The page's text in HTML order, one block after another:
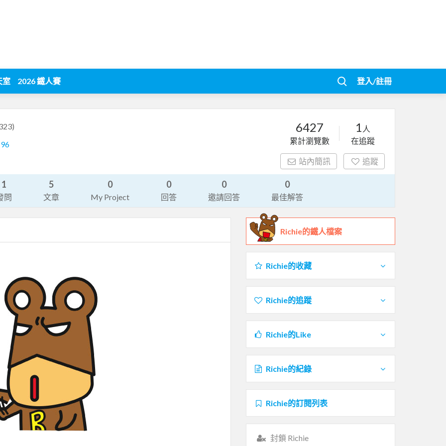
室 2026 鐵人賽 登入/註冊
6427
累計瀏覽數
1 人
在追蹤
站內簡訊 追蹤
1
問
5
文章
0
My Project
0
回答
0
邀請回答
0
最佳解答
Richie的鐵人檔案
Richie的收藏
Richie的追蹤
Richie的Like
Richie的紀錄
Richie的訂閱列表
封鎖 Richie